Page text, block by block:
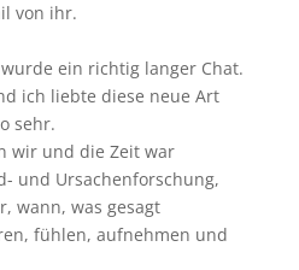
von ihr.
ein richtig langer Chat.
ich liebte diese neue Art
sehr.
wir und die Zeit war
und Ursachenforschung,
wann, was gesagt
fühlen, aufnehmen und